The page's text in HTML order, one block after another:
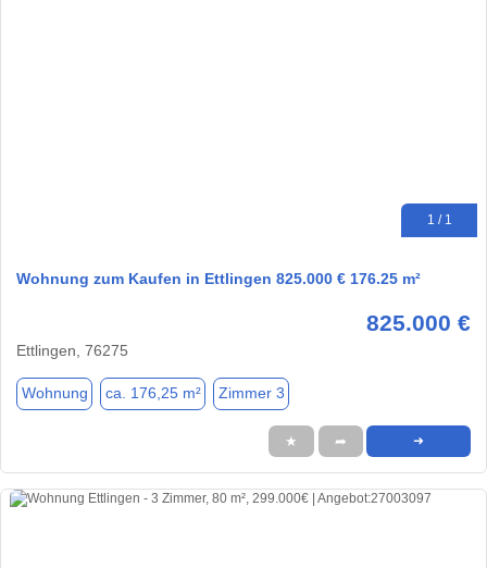
1 / 1
Wohnung zum Kaufen in Ettlingen 825.000 € 176.25 m²
825.000 €
Ettlingen, 76275
Wohnung ca. 176,25 m² Zimmer 3
★ ➦ ➜